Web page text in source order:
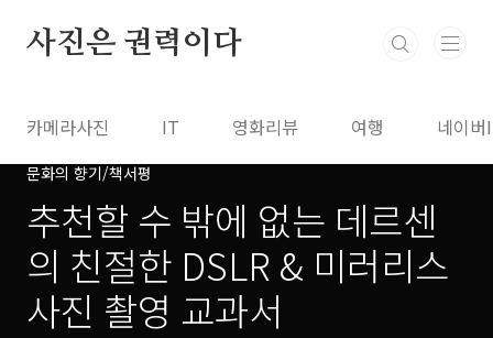
사진은 권력이다
카메라사진 IT 영화리뷰 여행 네이
문화의 향기/책서평
추천할 수 밖에 없는 데르센
의 친절한 DSLR & 미러리스
사진 촬영 교과서